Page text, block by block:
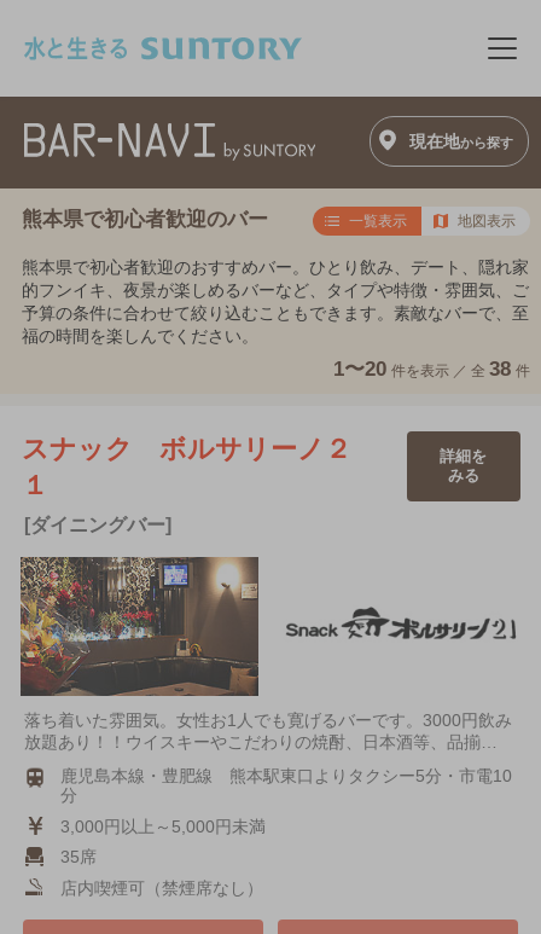
メ
現在地から探す
熊本県で初心者歓迎のバー 一覧表示 地図表示
熊本県で初心者歓迎のおすすめバー。ひとり飲み、デート、隠れ家
的フンイキ、夜景が楽しめるバーなど、タイプや特徴・雰囲気、ご
予算の条件に合わせて絞り込むこともできます。素敵なバーで、至
福の時間を楽しんでください。
1〜20 件を表示 ／ 全 38 件
スナック ボルサリーノ２
１
[ダイニングバー]
詳細を
みる
落ち着いた雰囲気。女性お1人でも寛げるバーです。3000円飲み
放題あり！！ウイスキーやこだわりの焼酎、日本酒等、品揃…
鹿児島本線・豊肥線 熊本駅東口よりタクシー5分・市電10
分
3,000円以上～5,000円未満
35席
店内喫煙可（禁煙席なし）